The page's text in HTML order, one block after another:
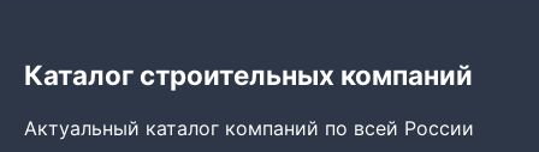
Каталог строительных компаний
Актуальный каталог компаний по всей России